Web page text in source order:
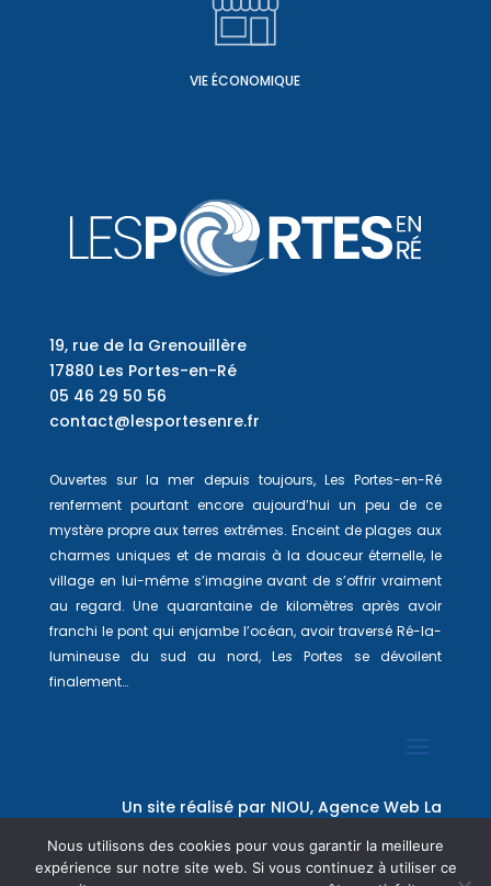
VIE ÉCONOMIQUE
19, rue de la Grenouillère
17880 Les Portes-en-Ré
05 46 29 50 56
contact@lesportesenre.fr
Ouvertes sur la mer depuis toujours, Les Portes-en-Ré
renferment pourtant encore aujourd’hui un peu de ce
mystère propre aux terres extrêmes. Enceint de plages aux
charmes uniques et de marais à la douceur éternelle, le
village en lui-même s’imagine avant de s’offrir vraiment
au regard. Une quarantaine de kilomètres après avoir
franchi le pont qui enjambe l’océan, avoir traversé Ré-la-
lumineuse du sud au nord, Les Portes se dévoilent
finalement…
Un site réalisé par NIOU, Agence Web La
Nous utilisons des cookies pour vous garantir la meilleure
expérience sur notre site web. Si vous continuez à utiliser ce